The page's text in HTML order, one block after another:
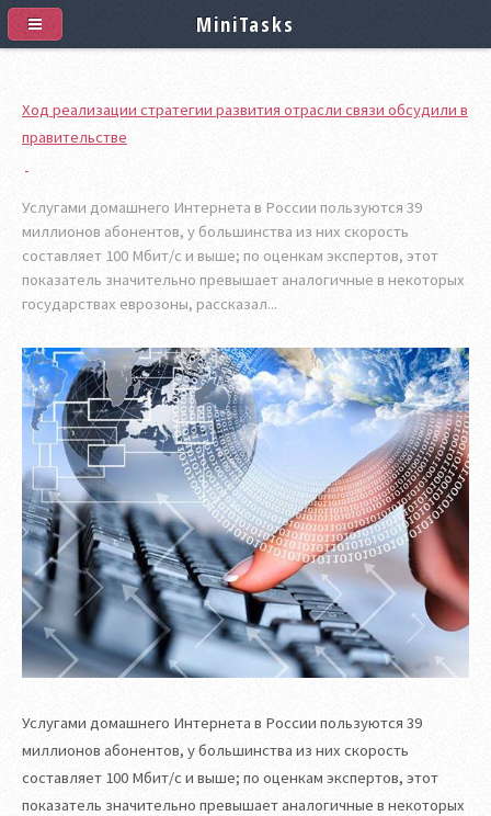
Ход реализации стратегии развития отрасли связи обсудили в
правительстве
Услугами домашнего Интернета в России пользуются 39
миллионов абонентов, у большинства из них скорость
составляет 100 Мбит/с и выше; по оценкам экспертов, этот
показатель значительно превышает аналогичные в некоторых
государствах еврозоны, рассказал...
Услугами домашнего Интернета в России пользуются 39
миллионов абонентов, у большинства из них скорость
составляет 100 Мбит/с и выше; по оценкам экспертов, этот
показатель значительно превышает аналогичные в некоторых
MiniTasks